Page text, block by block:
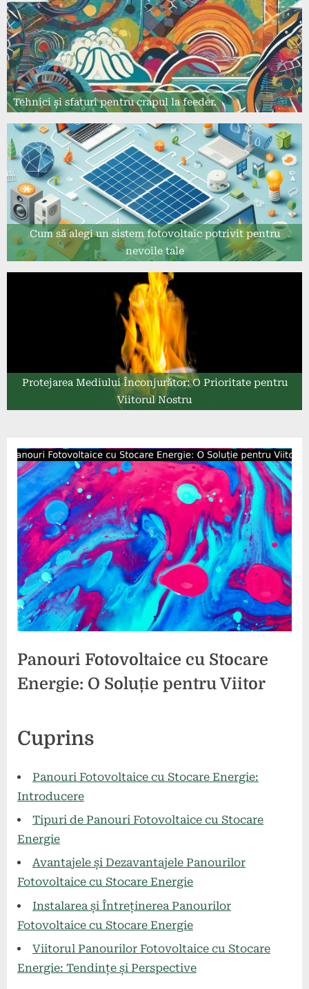
Tehnici și sfaturi pentru crapul la feeder.
Cum să alegi un sistem fotovoltaic potrivit pentru
nevoile tale
Protejarea Mediului Înconjurător: O Prioritate pentru
Viitorul Nostru
Panouri Fotovoltaice cu Stocare
Energie: O Soluție pentru Viitor
on
mai
comentariu la
Fotovoltaice
Stocare
Energie:
pentru
Viitor
Cuprins
Panouri Fotovoltaice cu Stocare Energie:
Introducere
Tipuri de Panouri Fotovoltaice cu Stocare
Energie
Avantajele și Dezavantajele Panourilor
Fotovoltaice cu Stocare Energie
Instalarea și Întreținerea Panourilor
Fotovoltaice cu Stocare Energie
Viitorul Panourilor Fotovoltaice cu Stocare
Energie: Tendințe și Perspective